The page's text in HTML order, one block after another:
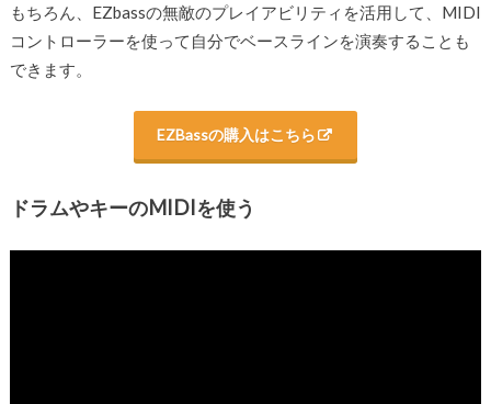
もちろん、EZbassの無敵のプレイアビリティを活用して、MIDI
コントローラーを使って自分でベースラインを演奏することも
できます。
EZBassの購入はこちら
ドラムやキーのMIDIを使う